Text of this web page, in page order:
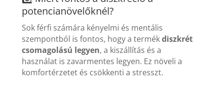
potencianövelőknél?
Sok férfi számára kényelmi és mentális
szempontból is fontos, hogy a termékdiszkrét
csomagolású legyen, a kiszállítás és a
használat is zavarmentes legyen. Ez növeli a
komfortérzetet és csökkenti a stresszt.